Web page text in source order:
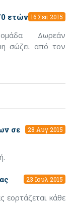
ετών 16 Σεπ 2015
Δωρεάν
σώζει από τον
σε
28 Αυγ 2015
23 Ιουλ 2015
εορτάζεται κάθε